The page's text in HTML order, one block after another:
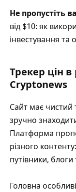
Не пропустіть
від $10: як
інвестування та
Трекер цін в
Cryptonews
Сайт має чистий
зручно
Платформа
різного
путівники,
Головна